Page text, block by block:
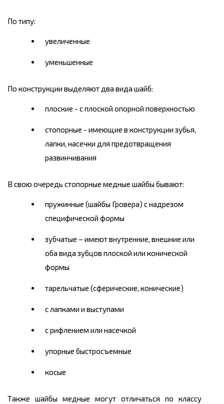
По типу:
увеличенные
уменьшенные
По конструкции выделяют два вида шайб:
плоские - с плоской опорной поверхностью
стопорные - имеющие в конструкции зубья,
лапки, насечки для предотвращения
развинчивания
В свою очередь стопорные медные шайбы бывают:
пружинные (шайбы Гровера) с надрезом
специфической формы
зубчатые – имеют внутренние, внешние или
оба вида зубцов плоской или конической
формы
тарельчатые (сферические, конические)
с лапками и выступами
с рифлением или насечкой
упорные быстросъемные
косые
Также шайбы медные могут отличаться по классу